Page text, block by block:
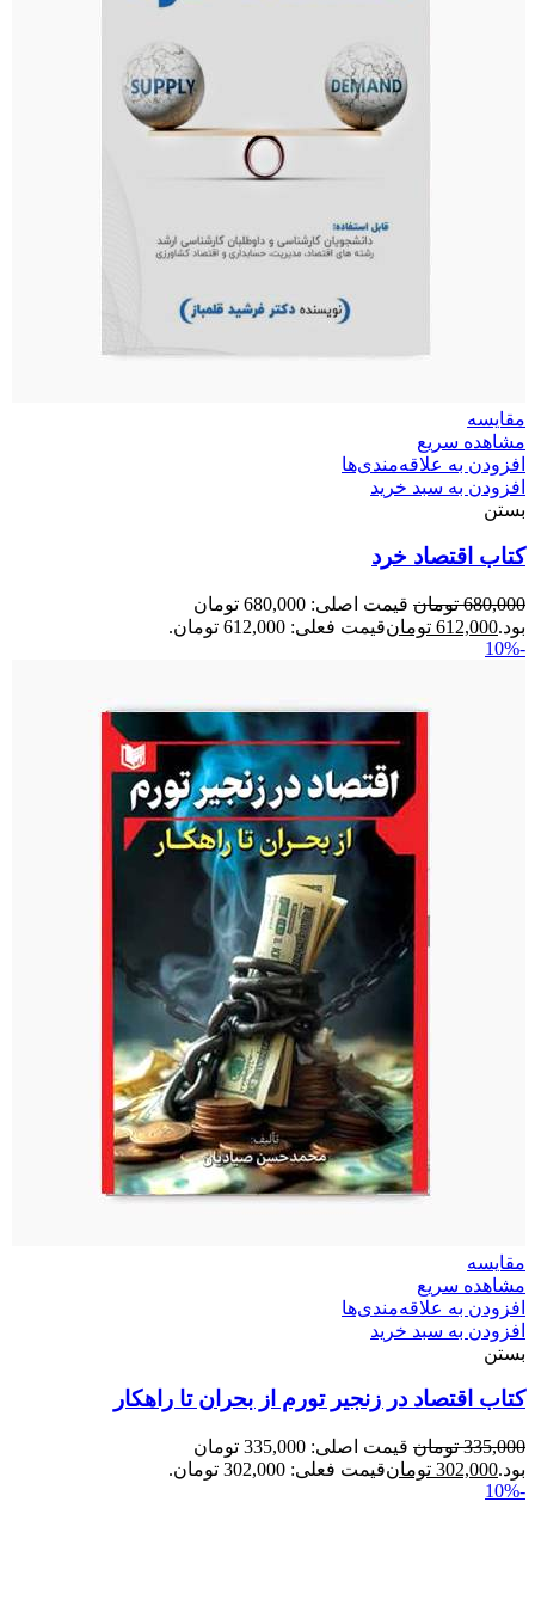
مقایسه
مشاهده سریع
افزودن به علاقه‌مندی‌ها
افزودن به سبد خرید
بستن
کتاب اقتصاد خرد
680,000 تومان
قیمت اصلی: 680,000 تومان
بود.612,000 تومانقیمت فعلی: 612,000 تومان.
-10%
مقایسه
مشاهده سریع
افزودن به علاقه‌مندی‌ها
افزودن به سبد خرید
بستن
کتاب اقتصاد در زنجیر تورم از بحران تا راهکار
335,000 تومان
قیمت اصلی: 335,000 تومان
بود.302,000 تومانقیمت فعلی: 302,000 تومان.
-10%